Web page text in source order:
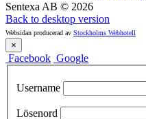
Sentexa AB © 2026
Back to desktop version
Websidan producerad av Stockholms Webhotell
×
Facebook Google
Username
Lösenord